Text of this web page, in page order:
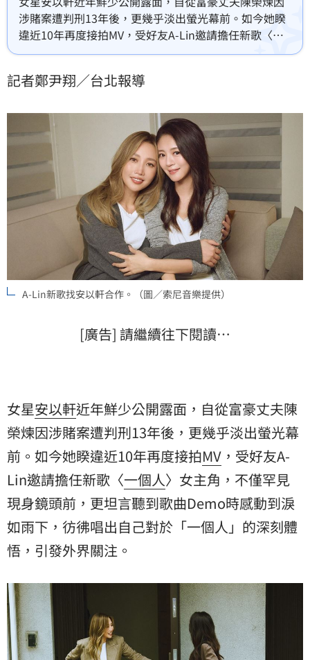
涉賭案遭判刑13年後，更幾乎淡出螢光幕前。如今她睽
違近10年再度接拍MV，受好友A-Lin邀請擔任新歌〈一
個人〉女主角，不僅罕見現身鏡頭前，更坦言聽到歌曲
人」的深刻體悟，引發外界關注。
記者鄭尹翔／台北報導
A-Lin新歌找安以軒合作。（圖／索尼音樂提供）
[廣告] 請繼續往下閱讀…
女星安以軒近年鮮少公開露面，自從富豪丈夫陳
榮煉因涉賭案遭判刑13年後，更幾乎淡出螢光幕
前。如今她睽違近10年再度接拍MV ，受好友A-
Lin邀請擔任新歌〈一個人〉女主角，不僅罕見
現身鏡頭前，更坦言聽到歌曲Demo時感動到淚
如雨下，彷彿唱出自己對於「一個人」的深刻體
悟，引發外界關注。